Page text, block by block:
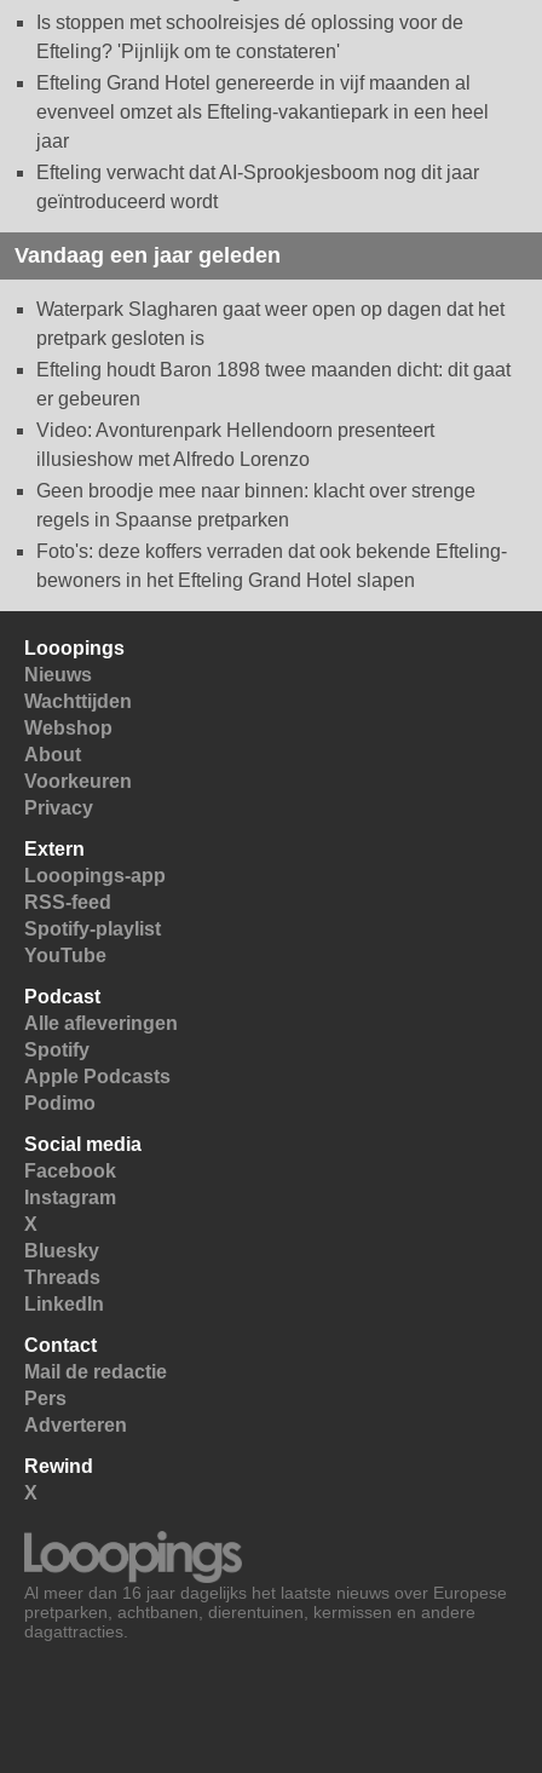
Is stoppen met schoolreisjes dé oplossing voor de
Efteling? 'Pijnlijk om te constateren'
Efteling Grand Hotel genereerde in vijf maanden al
evenveel omzet als Efteling-vakantiepark in een heel
jaar
Efteling verwacht dat AI-Sprookjesboom nog dit jaar
geïntroduceerd wordt
Vandaag een jaar geleden
Waterpark Slagharen gaat weer open op dagen dat het
pretpark gesloten is
Efteling houdt Baron 1898 twee maanden dicht: dit gaat
er gebeuren
Video: Avonturenpark Hellendoorn presenteert
illusieshow met Alfredo Lorenzo
Geen broodje mee naar binnen: klacht over strenge
regels in Spaanse pretparken
Foto's: deze koffers verraden dat ook bekende Efteling-
bewoners in het Efteling Grand Hotel slapen
Looopings
Nieuws
Wachttijden
Webshop
About
Voorkeuren
Privacy
Extern
Looopings-app
RSS-feed
Spotify-playlist
YouTube
Podcast
Alle afleveringen
Spotify
Apple Podcasts
Podimo
Social media
Facebook
Instagram
X
Bluesky
Threads
LinkedIn
Contact
Mail de redactie
Pers
Adverteren
Rewind
X
Al meer dan 16 jaar dagelijks het laatste nieuws over Europese
pretparken, achtbanen, dierentuinen, kermissen en andere
dagattracties.